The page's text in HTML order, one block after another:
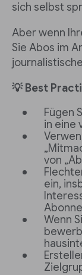
sich selbst
Aber wenn
Sie Abos im
💡 Best
Fügen
in eine
von
ein,
Wenn